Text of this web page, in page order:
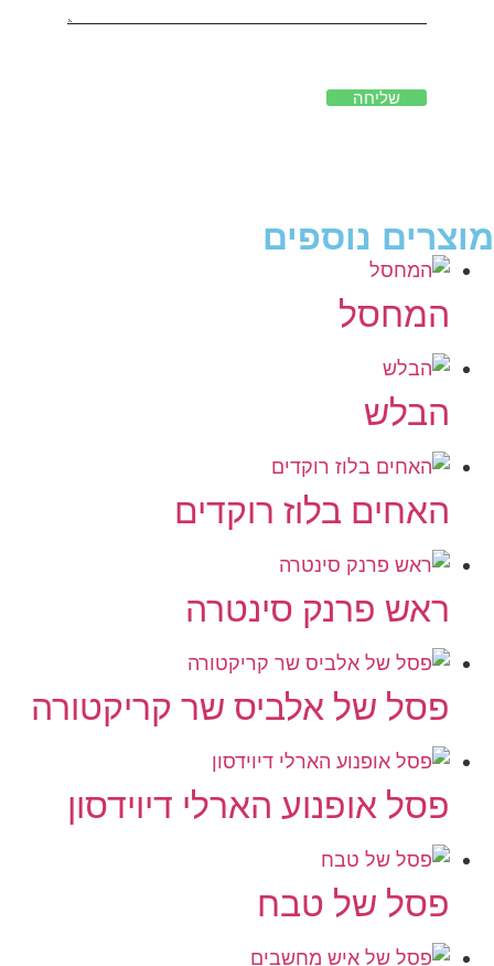
שליחה
מוצרים נוספים
המחסל
הבלש
האחים בלוז רוקדים
ראש פרנק סינטרה
פסל של אלביס שר קריקטורה
פסל אופנוע הארלי דיוידסון
פסל של טבח